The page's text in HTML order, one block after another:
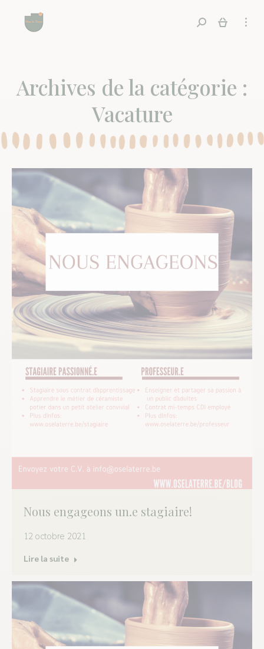
Recherche
Archives de la catégorie :
Vacature
Nous engageons un.e stagiaire!
12 octobre 2021
Lire la suite